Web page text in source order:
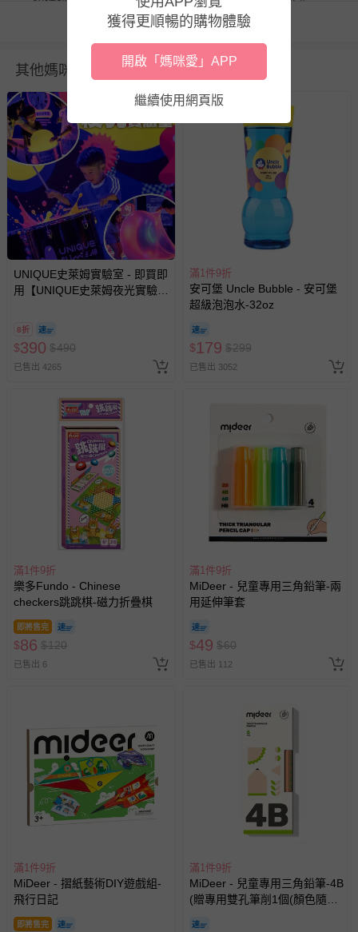
BSMI商品檢驗標識字號：M3A918
您所購買的商品享有7天的鑑賞期／猶豫期權益，但此期間
包含完整包裝、配件、說明文件及贈品等。
如需退換貨，請於收到商品7天（含例假日內提出），如為
瑕疵退換貨所產生的運費，將由媽咪愛負責處理，若非瑕疵
退貨，您可至『查詢訂單』>『已出貨』中查詢該筆訂單，
並點選『我要退貨』即可進行申請。若有相關退貨問題，請
至媽咪愛LINE@客服ID: @mamilove
我們將依序為您處理
與服務，謝謝。
針對滿件折/滿額贈…等活動，如因部份退貨，而該訂單保
留商品未達活動門檻，將以原價計算，活動贈品亦需一併退
部分商品依據消費者保護法的規定，不適用七天鑑賞期/猶
豫期範圍：
商品、食品等）。
客製化商品（例如客製生日書、姓名貼等）。
報紙、期刊或雜誌（惟書籍如經拆封、使用，則酌收整
新費用）。
經消費者拆封之影音商品或電腦軟體（例如 DVD、CD
等）。
非以有形媒介提供之數位內容或一經提供即為完成之線
上服務，經消費者事先同意始提供（例如線上課程、遊
戲或活動點數等）。
已拆封之以下類型商品：
-個人衛生用品（例如尿布、貼身衣物、泳裝、襪子、地
墊、寢具類等）。
-新生兒親膚衣物（嬰幼兒包巾與背巾、包屁衣、學習
-其他原廠盒裝商品封口處已貼上「不可拆封」，或具警
示字句等說明貼紙、封條者。
國際航空、客運、訂房等服務。
相關的退換貨辦理流程，可詳見： 退換貨 & 退款問題
運送服務：目前提供的運送僅限台灣本島。如您位於離島地
區，可能會無法配送，或須依據商品需加收離島運費。廠商
亦保留出貨與否的權利。離島、偏遠地區、樓層親送等加價
費用，可能會另需加收。
看更多
其他媽咪也在逛
UNIQUE史萊姆實驗室 - 即買即
用【UNIQUE史萊姆夜光實驗室
人小孩均一價(3歲以上需購票))
8折
$390 $490
已售出 4265
滿1件9折
安可堡 Uncle Bubble - 安可堡
超級泡泡水-32oz
$179 $299
已售出 3052
滿1件9折
樂多Fundo - Chinese
checkers跳跳棋-磁力折疊棋
即將售完
$86 $120
已售出 6
滿1件9折
MiDeer - 兒童專用三角鉛筆-兩
用延伸筆套
$49 $60
已售出 112
滿1件9折
MiDeer - 摺紙藝術DIY遊戲組-
飛行日記
即將售完
滿1件9折
MiDeer - 兒童專用三角鉛筆-4B
(贈專用雙孔筆削1個(顏色隨
獲得更順暢的購物體驗
開啟「媽咪愛」APP
繼續使用網頁版